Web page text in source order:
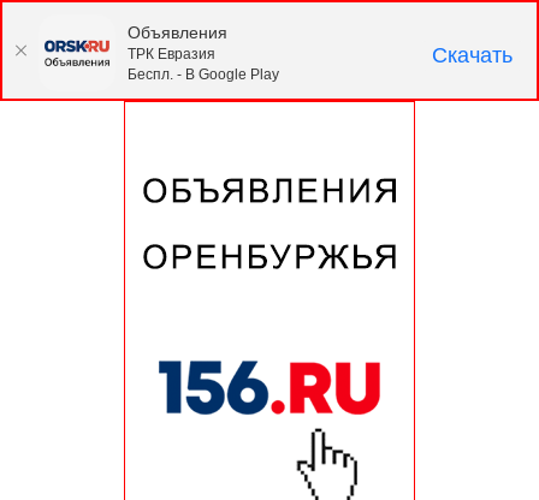
Объявления
ТРК Евразия
Беспл. - В Google Play
Скачать